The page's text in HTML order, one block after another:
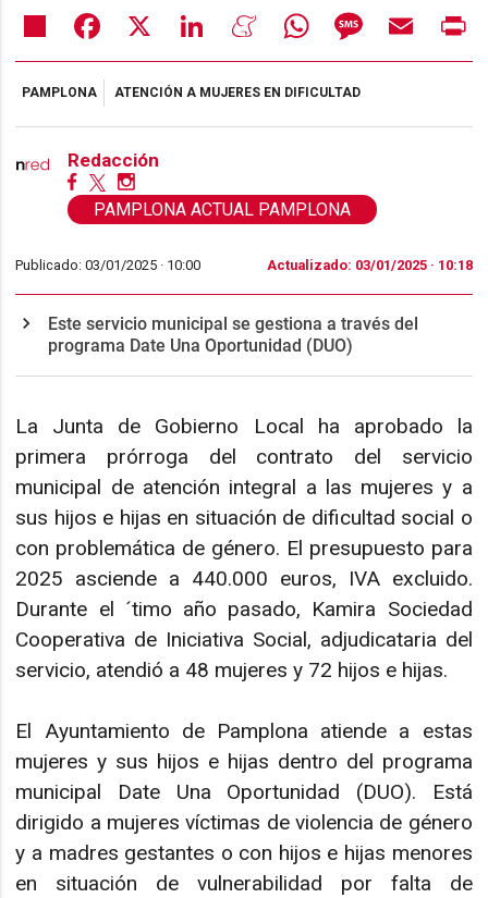
Share Facebook LinkedIn MeneameWhatsAppMessageEmail
PAMPLONA ATENCIÓN A MUJERES EN DIFICULTAD
Redacción
PAMPLONA ACTUAL PAMPLONA
Publicado: 03/01/2025 · 10:00 Actualizado: 03/01/2025 · 10:18
Este servicio municipal se gestiona a través del
programa Date Una Oportunidad (DUO)
La Junta de Gobierno Local ha aprobado la
primera prórroga del contrato del servicio
municipal de atención integral a las mujeres y a
sus hijos e hijas en situación de dificultad social o
con problemática de género. El presupuesto para
2025 asciende a 440.000 euros, IVA excluido.
Durante el ´timo año pasado, Kamira Sociedad
Cooperativa de Iniciativa Social, adjudicataria del
servicio, atendió a 48 mujeres y 72 hijos e hijas.
El Ayuntamiento de Pamplona atiende a estas
mujeres y sus hijos e hijas dentro del programa
municipal Date Una Oportunidad (DUO). Está
dirigido a mujeres víctimas de violencia de género
y a madres gestantes o con hijos e hijas menores
en situación de vulnerabilidad por falta de